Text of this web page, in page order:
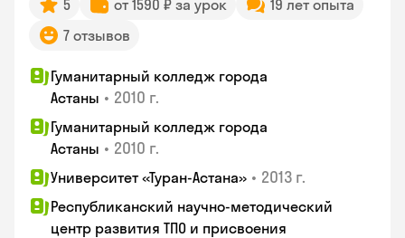
5 от 1590 ₽ за урок
19 лет опыта
7 отзывов
Гуманитарный колледж города
Астаны • 2010 г.
Гуманитарный колледж города
Астаны • 2010 г.
Университет «Туран-Астана» • 2013 г.
Республиканский научно-методический
центр развития ТПО и присвоения